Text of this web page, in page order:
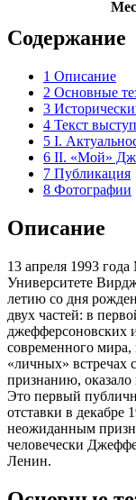
Содержание
1 Описание
2 Основные
3
4 Текст
5 I.
6 II. «Мой»
7 Публикация
8 Фотографии
Описание
13 апреля 1993
Университете
летию со дня
двух частей: в
джефферсоновских
современного
«личных» встречах
признанию, оказало
Это первый
отставки в декабре
неожиданным
человечески
Ленин.